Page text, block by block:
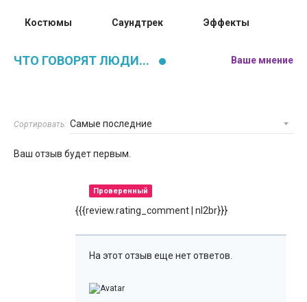
Костюмы Саундтрек Эффекты
ЧТО ГОВОРЯТ ЛЮДИ... Ваше мнение
Сортировать:
Ваш отзыв будет первым.
Проверенный
{{{review.rating_comment | nl2br}}}
На этот отзыв еще нет ответов.